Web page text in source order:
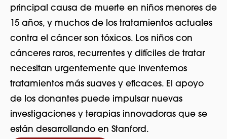
principal causa de muerte en niños menores de
15 años, y muchos de los tratamientos actuales
contra el cáncer son tóxicos. Los niños con
cánceres raros, recurrentes y difíciles de tratar
necesitan urgentemente que inventemos
tratamientos más suaves y eficaces. El apoyo
de los donantes puede impulsar nuevas
investigaciones y terapias innovadoras que se
están desarrollando en Stanford.